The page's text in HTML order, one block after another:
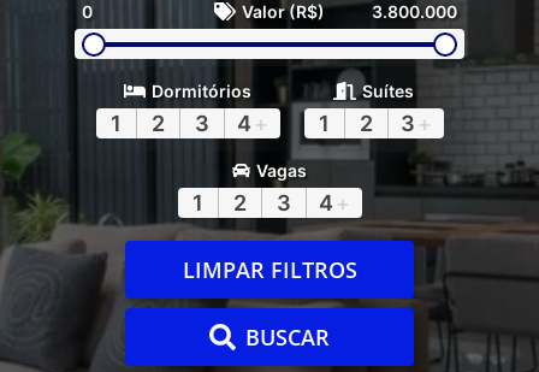
0 Valor (R$) 3.800.000
Dormitórios
1 2 3 4 +
Suítes
1 2 3 +
Vagas
1 2 3 4 +
LIMPAR FILTROS
BUSCAR